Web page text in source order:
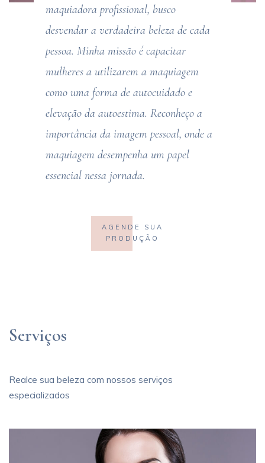
maquiadora profissional, busco
desvendar a verdadeira beleza de cada
pessoa. Minha missão é capacitar
mulheres a utilizarem a maquiagem
como uma forma de autocuidado e
elevação da autoestima. Reconheço a
importância da imagem pessoal, onde a
maquiagem desempenha um papel
essencial nessa jornada.
AGENDE SUA
PRODUÇÃO
Serviços
Realce sua beleza com nossos serviços
especializados